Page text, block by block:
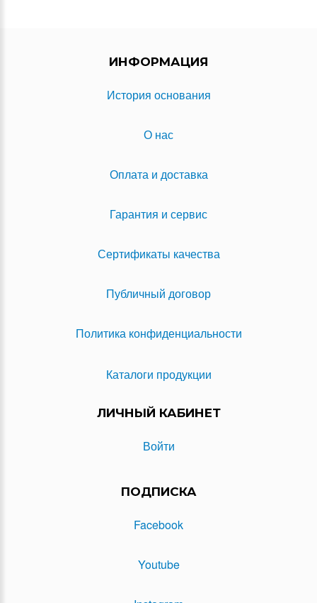
ИНФОРМАЦИЯ
История основания
О нас
Оплата и доставка
Гарантия и сервис
Сертификаты качества
Публичный договор
Политика конфиденциальности
Каталоги продукции
ЛИЧНЫЙ КАБИНЕТ
Войти
ПОДПИСКА
Facebook
Youtube